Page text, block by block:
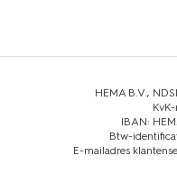
HEMA B.V.,
IBAN:
Btw-
E-mailadres